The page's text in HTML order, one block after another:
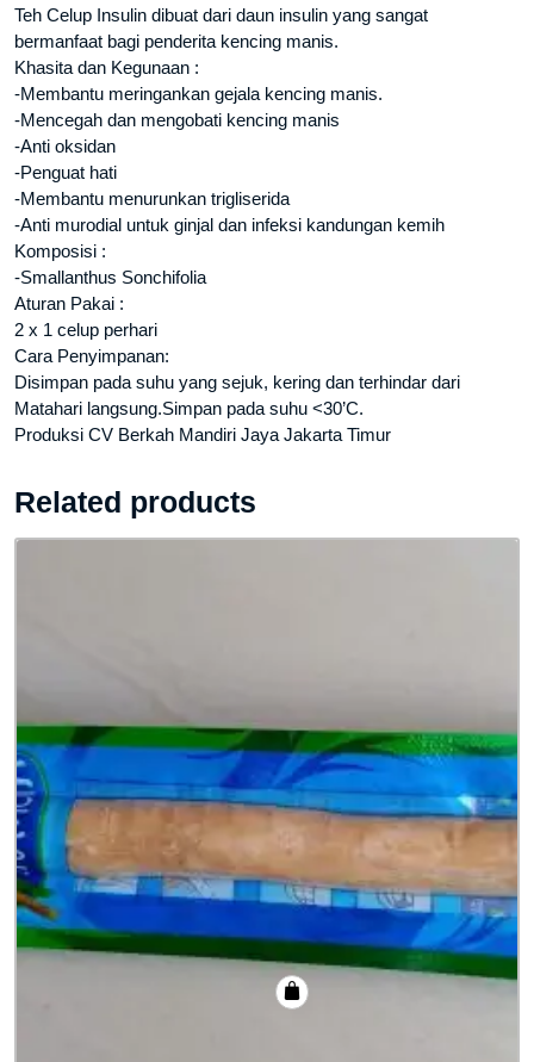
Teh Celup Insulin dibuat dari daun insulin yang sangat
bermanfaat bagi penderita kencing manis.
Khasita dan Kegunaan :
-Membantu meringankan gejala kencing manis.
-Mencegah dan mengobati kencing manis
-Anti oksidan
-Penguat hati
-Membantu menurunkan trigliserida
-Anti murodial untuk ginjal dan infeksi kandungan kemih
Komposisi :
-Smallanthus Sonchifolia
Aturan Pakai :
2 x 1 celup perhari
Cara Penyimpanan:
Disimpan pada suhu yang sejuk, kering dan terhindar dari
Matahari langsung.Simpan pada suhu <30’C.
Produksi CV Berkah Mandiri Jaya Jakarta Timur
Related products